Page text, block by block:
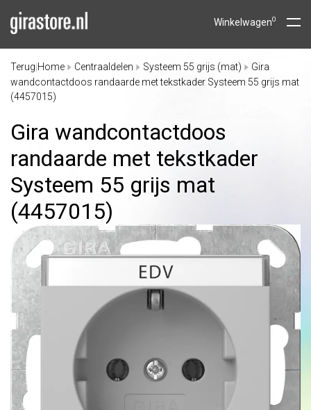
Winkelwagen0
Terug Home Centraaldelen Systeem 55 grijs (mat)
Gira
wandcontactdoos randaarde met tekstkader Systeem 55 grijs mat
(4457015)
Gira wandcontactdoos
randaarde met tekstkader
Systeem 55 grijs mat
(4457015)